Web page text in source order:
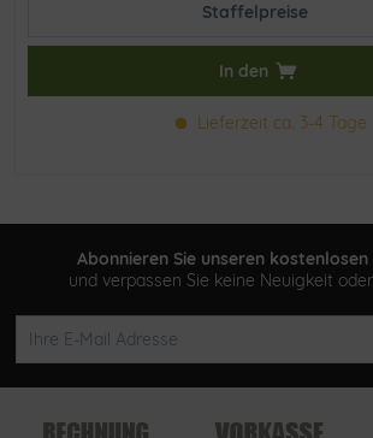
Staffelpreise
In den
Lieferzeit ca. 3-4 Tage
Abonnieren Sie unseren
und verpassen Sie keine Neuigkeit